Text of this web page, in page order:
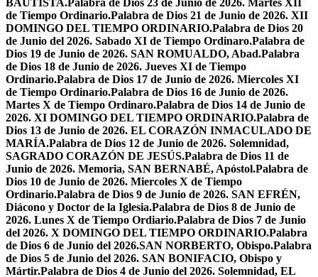
BAUTISTA.Palabra de Dios 23 de Junio de 2026. Martes XII
de Tiempo Ordinario.Palabra de Dios 21 de Junio de 2026. XII
DOMINGO DEL TIEMPO ORDINARIO.Palabra de Dios 20
de Junio del 2026. Sabado XI de Tiempo Ordinaro.Palabra de
Dios 19 de Junio de 2026. SAN ROMUALDO, Abad.Palabra
de Dios 18 de Junio de 2026. Jueves XI de Tiempo
Ordinario.Palabra de Dios 17 de Junio de 2026. Miercoles XI
de Tiempo Ordinario.Palabra de Dios 16 de Junio de 2026.
Martes X de Tiempo Ordinaro.Palabra de Dios 14 de Junio de
2026. XI DOMINGO DEL TIEMPO ORDINARIO.Palabra de
Dios 13 de Junio de 2026. EL CORAZÓN INMACULADO DE
MARÍA.Palabra de Dios 12 de Junio de 2026. Solemnidad,
SAGRADO CORAZÓN DE JESÚS.Palabra de Dios 11 de
Junio de 2026. Memoria, SAN BERNABÉ, Apóstol.Palabra de
Dios 10 de Junio de 2026. Miercoles X de Tiempo
Ordinario.Palabra de Dios 9 de Junio de 2026. SAN EFRÉN,
Diácono y Doctor de la Iglesia.Palabra de Dios 8 de Junio de
2026. Lunes X de Tiempo Ordiario.Palabra de Dios 7 de Junio
del 2026. X DOMINGO DEL TIEMPO ORDINARIO.Palabra
de Dios 6 de Junio del 2026.SAN NORBERTO, Obispo.Palabra
de Dios 5 de Junio del 2026. SAN BONIFACIO, Obispo y
Mártir.Palabra de Dios 4 de Junio del 2026. Solemnidad, EL